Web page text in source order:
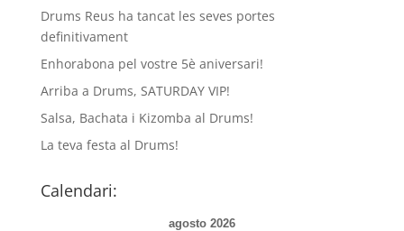
Drums Reus ha tancat les seves portes
definitivament
Enhorabona pel vostre 5è aniversari!
Arriba a Drums, SATURDAY VIP!
Salsa, Bachata i Kizomba al Drums!
La teva festa al Drums!
Calendari:
agosto 2026